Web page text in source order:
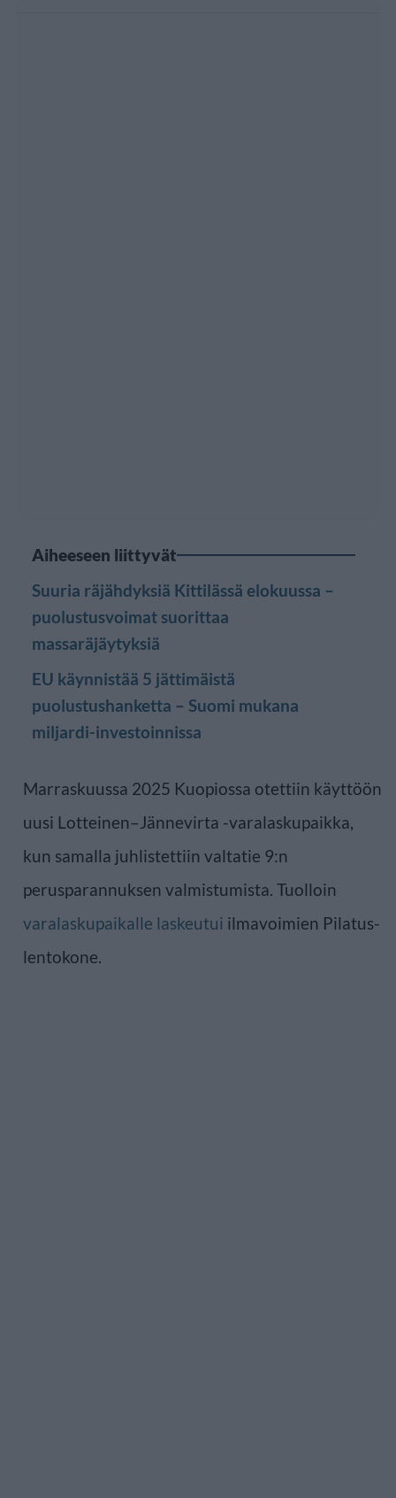
Aiheeseen liittyvät
Suuria räjähdyksiä Kittilässä elokuussa –
puolustusvoimat suorittaa
massaräjäytyksiä
EU käynnistää 5 jättimäistä
puolustushanketta – Suomi mukana
miljardi-investoinnissa
Marraskuussa 2025 Kuopiossa otettiin käyttöön
uusi Lotteinen–Jännevirta -varalaskupaikka,
kun samalla juhlistettiin valtatie 9:n
perusparannuksen valmistumista. Tuolloin
varalaskupaikalle laskeutui ilmavoimien Pilatus-
lentokone.